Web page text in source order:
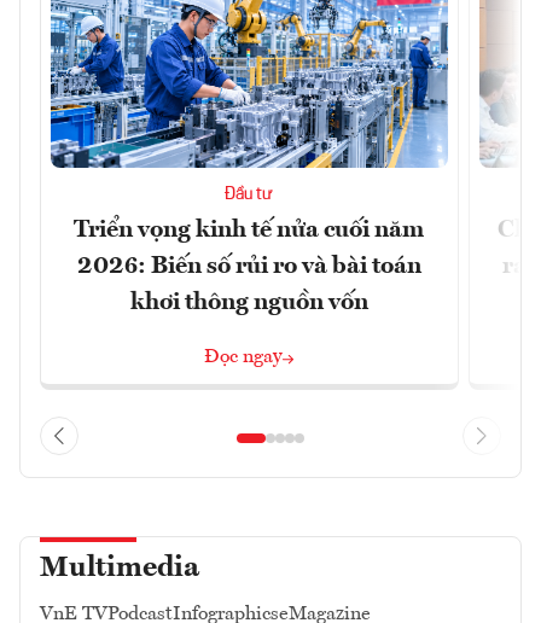
Đầu tư
Triển vọng kinh tế nửa cuối năm
2026: Biến số rủi ro và bài toán
khơi thông nguồn vốn
Đọc ngay
ra
Multimedia
VnE TVPodcastInfographicseMagazine